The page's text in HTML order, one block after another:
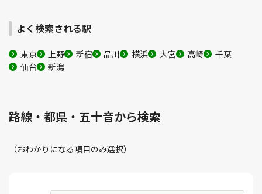
よく検索される駅
東京 上野 新宿 品川 横浜 大宮 高崎
千葉
仙台
新潟
路線・都県・五十音から検索
（おわかりになる項目のみ選択）